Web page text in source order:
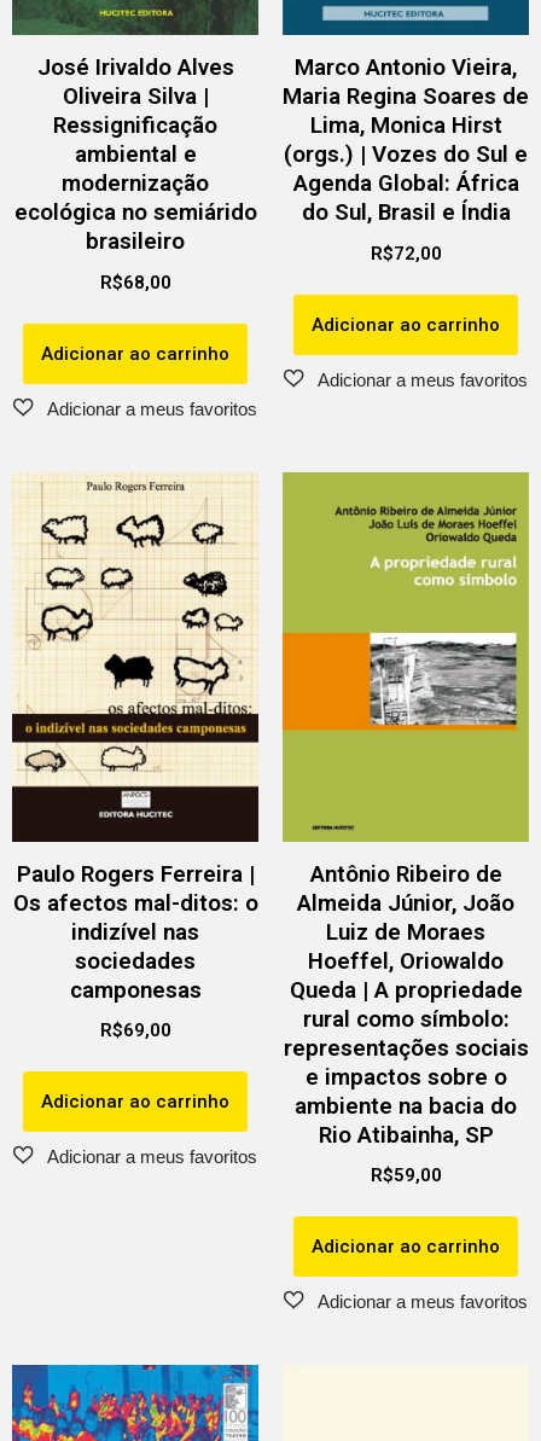
José Irivaldo Alves
Oliveira Silva |
Ressignificação
ambiental e
modernização
ecológica no semiárido
brasileiro
R$68,00
Adicionar ao carrinho
Marco Antonio Vieira,
Maria Regina Soares de
Lima, Monica Hirst
(orgs.) | Vozes do Sul e
Agenda Global: África
do Sul, Brasil e Índia
R$72,00
Adicionar ao carrinho
Paulo Rogers Ferreira |
Os afectos mal-ditos: o
indizível nas
sociedades
camponesas
R$69,00
Adicionar ao carrinho
Antônio Ribeiro de
Almeida Júnior, João
Luiz de Moraes
Hoeffel, Oriowaldo
Queda | A propriedade
rural como símbolo:
representações sociais
e impactos sobre o
ambiente na bacia do
Rio Atibainha, SP
R$59,00
Adicionar ao carrinho